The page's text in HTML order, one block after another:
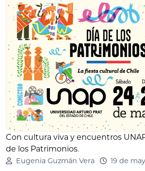
Con cultura viva y encuentros
de los Patrimonios.
Eugenia Guzmán Vera 19 de